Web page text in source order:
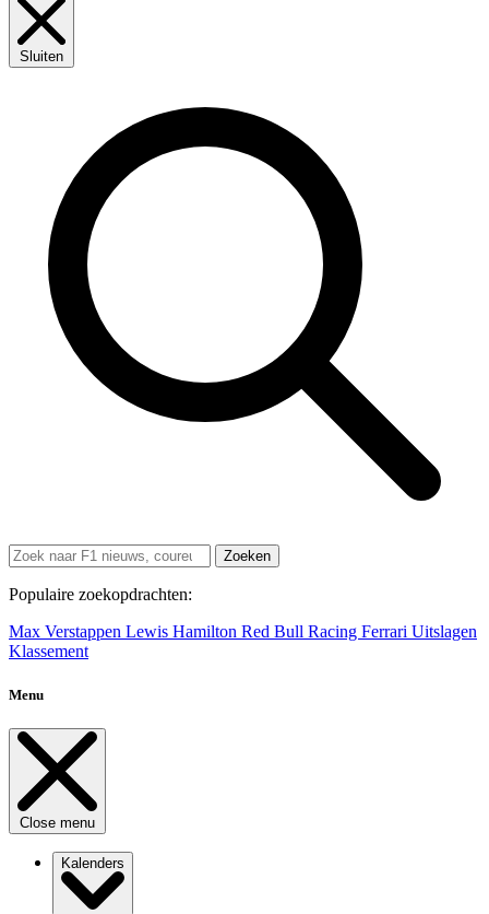
Sluiten
Zoeken
Populaire zoekopdrachten:
Max Verstappen Lewis Hamilton Red Bull Racing Ferrari Uitslagen
Klassement
Menu
Close menu
Kalenders